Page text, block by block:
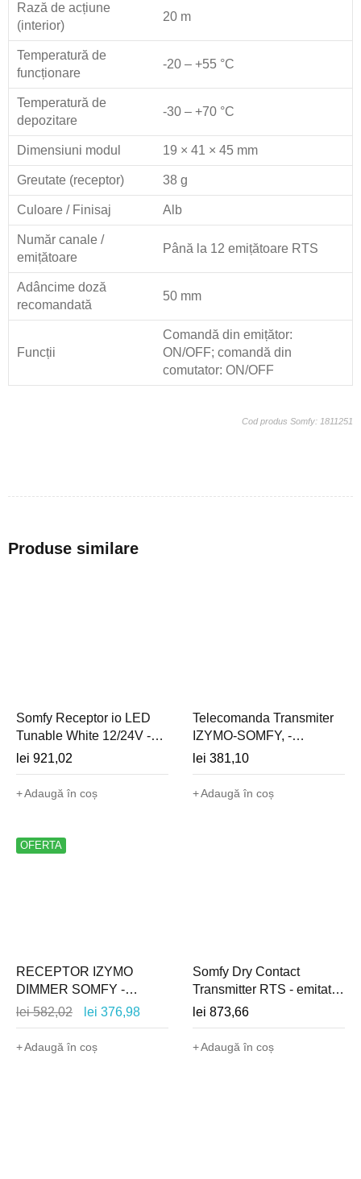
Rază de acțiune
(interior)
20 m
Temperatură de
funcționare
-20 – +55 °C
Temperatură de
depozitare
-30 – +70 °C
Dimensiuni modul 19 × 41 × 45 mm
Greutate (receptor) 38 g
Culoare / Finisaj Alb
Număr canale /
emițătoare
Până la 12 emițătoare RTS
Adâncime doză
recomandată
50 mm
Funcții
Comandă din emițător:
ON/OFF; comandă din
comutator: ON/OFF
Cod produs Somfy: 1811251
Produse similare
Somfy Receptor io LED
Tunable White 12/24V -
dimming si reglaj culoare
alb cald/rece - 1822613
lei 921,02
Adaugă în coș
Telecomanda Transmiter
IZYMO-SOMFY, -
1822609
lei 381,10
Adaugă în coș
OFERTA
RECEPTOR IZYMO
DIMMER SOMFY -
1822663
lei582,02 lei 376,98
Adaugă în coș
Somfy Dry Contact
Transmitter RTS - emitator
radio de interior pentru
montaj ingropat - 1810334
lei 873,66
Adaugă în coș